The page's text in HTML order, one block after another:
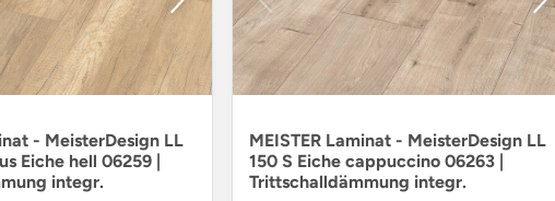
- MeisterDesign LL
Eiche hell 06259 |
integr.
MEISTER Laminat - MeisterDesign LL
150 S Eiche cappuccino 06263 |
Trittschalldämmung integr.